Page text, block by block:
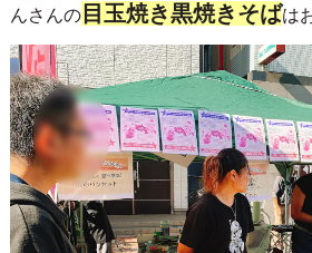
んさんの目玉焼き黒焼きそばは